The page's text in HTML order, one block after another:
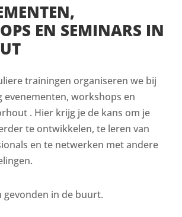
EN SEMINARS IN
trainingen organiseren we bij
evenementen, workshops en
. Hier krijg je de kans om je
te ontwikkelen, te leren van
en te netwerken met andere
gevonden in de buurt.